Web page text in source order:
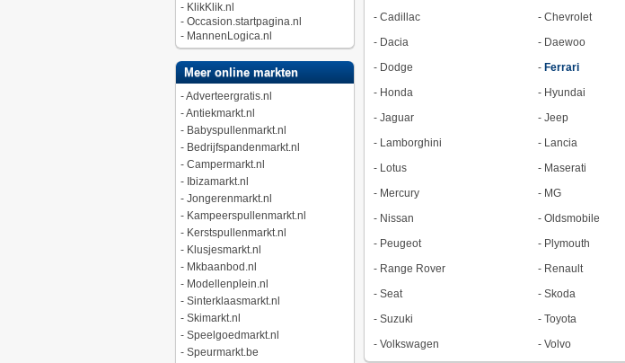
- KlikKlik.nl
- Occasion.startpagina.nl
- MannenLogica.nl
Meer online markten
-Adverteergratis.nl
-Antiekmarkt.nl
- Babyspullenmarkt.nl
- Bedrijfspandenmarkt.nl
- Campermarkt.nl
- Ibizamarkt.nl
- Jongerenmarkt.nl
- Kampeerspullenmarkt.nl
- Kerstspullenmarkt.nl
- Klusjesmarkt.nl
- Mkbaanbod.nl
- Modellenplein.nl
- Sinterklaasmarkt.nl
- Skimarkt.nl
- Speelgoedmarkt.nl
- Speurmarkt.be
- Cadillac - Chevrolet
- Dacia - Daewoo
- Dodge - Ferrari
- Honda - Hyundai
- Jaguar - Jeep
- Lamborghini - Lancia
- Lotus - Maserati
- Mercury - MG
- Nissan - Oldsmobile
- Peugeot - Plymouth
- Range Rover - Renault
- Seat - Skoda
- Suzuki - Toyota
- Volkswagen - Volvo